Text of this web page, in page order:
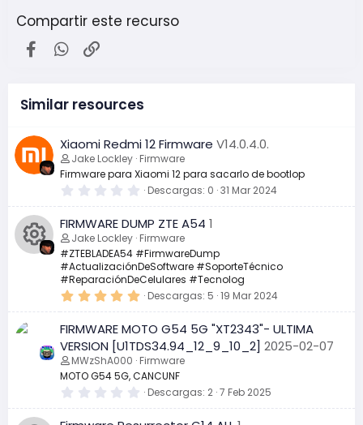
Compartir este recurso
FacebookWhatsApp
Similar resources
Xiaomi Redmi 12 Firmware V14.0.4.0.
Jake Lockley Firmware
Firmware para Xiaomi 12 para sacarlo de bootlop
0
0
e
s
t
r
e
l
a
(
s
)
Descargas 0 31 Mar 2024
c
o
o
FIRMWARE DUMP ZTE A54 1
Jake Lockley Firmware
#ZTEBLADEA54 #FirmwareDump
#ActualizaciónDeSoftware #SoporteTécnico
#ReparaciónDeCelulares #Tecnolog
5
0
e
s
t
r
l
a
Descargas 5 19 Mar 2024
FIRMWARE MOTO G54 5G "XT2343"- ULTIMA
VERSION [U1TDS34.94_12_9_10_2] 2025-02-07
MWzShA000 Firmware
MOTO G54 5G, CANCUNF
0 Descargas 2 7 Feb 2025